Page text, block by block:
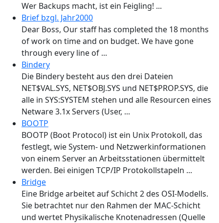
Wer Backups macht, ist ein Feigling! ...
Brief bzgl. Jahr2000
Dear Boss, Our staff has completed the 18 months
of work on time and on budget. We have gone
through every line of ...
Bindery
Die Bindery besteht aus den drei Dateien
NET$VAL.SYS, NET$OBJ.SYS und NET$PROP.SYS, die
alle in SYS:SYSTEM stehen und alle Resourcen eines
Netware 3.1x Servers (User, ...
BOOTP
BOOTP (Boot Protocol) ist ein Unix Protokoll, das
festlegt, wie System- und Netzwerkinformationen
von einem Server an Arbeitsstationen übermittelt
werden. Bei einigen TCP/IP Protokollstapeln ...
Bridge
Eine Bridge arbeitet auf Schicht 2 des OSI-Modells.
Sie betrachtet nur den Rahmen der MAC-Schicht
und wertet Physikalische Knotenadressen (Quelle